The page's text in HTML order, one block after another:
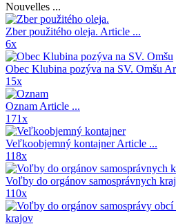
Nouvelles ...
Zber použitého oleja. Article ...
6x
Obec Klubina pozýva na SV. Omšu
15x
Oznam Article ...
171x
Veľkoobjemný kontajnerArticle ...
118x
Voľby do orgánov samosprávnych
110x